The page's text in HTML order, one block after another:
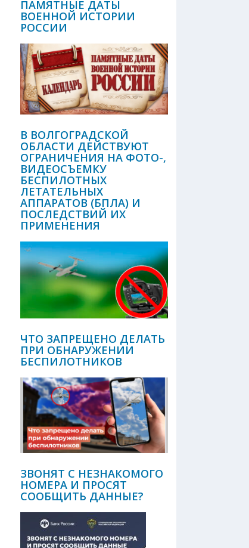
ПАМЯТНЫЕ ДАТЫ
ВОЕННОЙ ИСТОРИИ
РОССИИ
В ВОЛГОГРАДСКОЙ
ОБЛАСТИ ДЕЙСТВУЮТ
ОГРАНИЧЕНИЯ НА ФОТО-,
ВИДЕОСЪЕМКУ
БЕСПИЛОТНЫХ
ЛЕТАТЕЛЬНЫХ
АППАРАТОВ (БПЛА) И
ПОСЛЕДСТВИЙ ИХ
ПРИМЕНЕНИЯ
ЧТО ЗАПРЕЩЕНО ДЕЛАТЬ
ПРИ ОБНАРУЖЕНИИ
БЕСПИЛОТНИКОВ
ЗВОНЯТ С НЕЗНАКОМОГО
НОМЕРА И ПРОСЯТ
СООБЩИТЬ ДАННЫЕ?